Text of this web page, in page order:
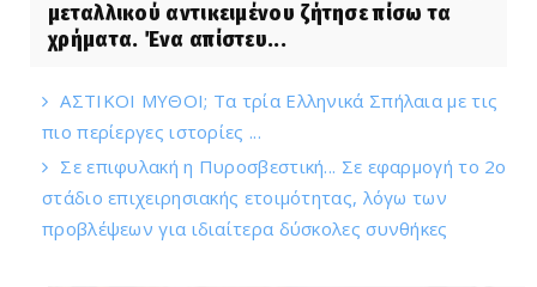
μεταλλικού αντικειμένου ζήτησε πίσω τα
χρήματα. Ένα απίστευ...
ΑΣΤΙΚΟΙ ΜΥΘΟΙ; Τα τρία Ελληνικά Σπήλαια με τις
πιο περίεργες ιστορίες ...
Σε επιφυλακή η Πυροσβεστική... Σε εφαρμογή το 2ο
στάδιο επιχειρησιακής ετοιμότητας, λόγω των
προβλέψεων για ιδιαίτερα δύσκολες συνθήκες